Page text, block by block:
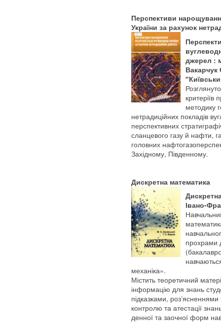
Перспективи
України за рахунок
джерел :
методику
нетрадиційних покладів
перспективних
сланцевого газу й нафти,
головних
Західному, Південному.
Дискретна математика
Івано-
прохрами
механіка».
Містить теоретичний
інформацію для знань
підказками,
контролю та атестації
денної та заочної форм